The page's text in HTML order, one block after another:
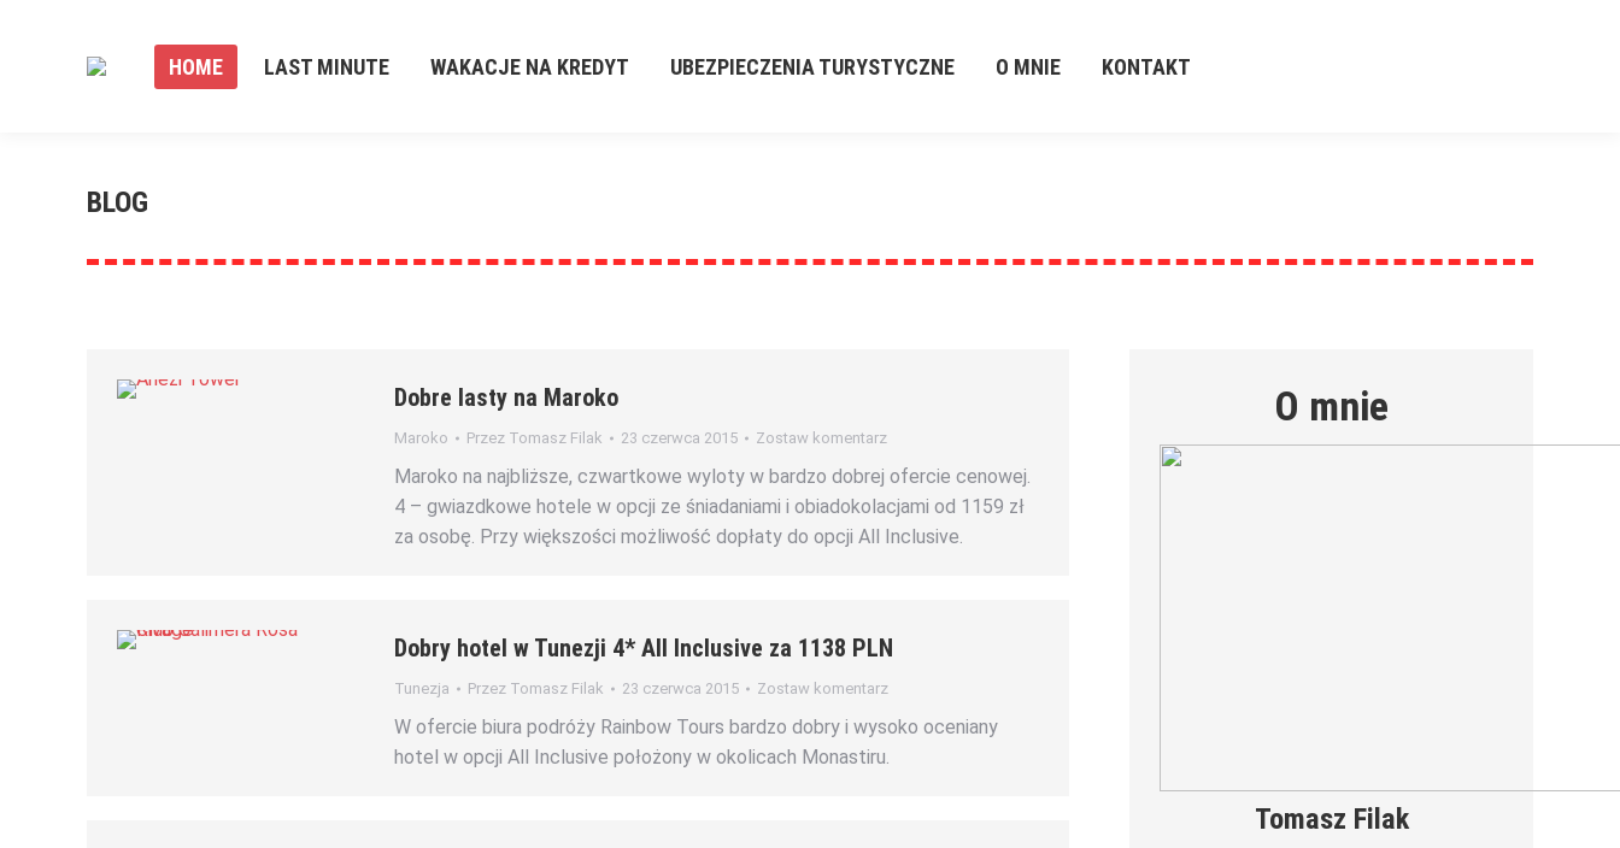
HOME LAST MINUTE WAKACJE NA KREDYT UBEZPIECZENIA TURYSTYCZNE O MNIE KONTAKT
BLOG
Dobre lasty na Maroko
Maroko Przez Tomasz Filak 23 czerwca 2015 Zostaw komentarz
Maroko na najbliższe, czwartkowe wyloty w bardzo dobrej ofercie cenowej.
4 – gwiazdkowe hotele w opcji ze śniadaniami i obiadokolacjami od 1159 zł
za osobę. Przy większości możliwość dopłaty do opcji All Inclusive.
Dobry hotel w Tunezji 4* All Inclusive za 1138 PLN
Tunezja Przez Tomasz Filak 23 czerwca 2015 Zostaw komentarz
W ofercie biura podróży Rainbow Tours bardzo dobry i wysoko oceniany
hotel w opcji All Inclusive położony w okolicach Monastiru.
O mnie
Tomasz Filak